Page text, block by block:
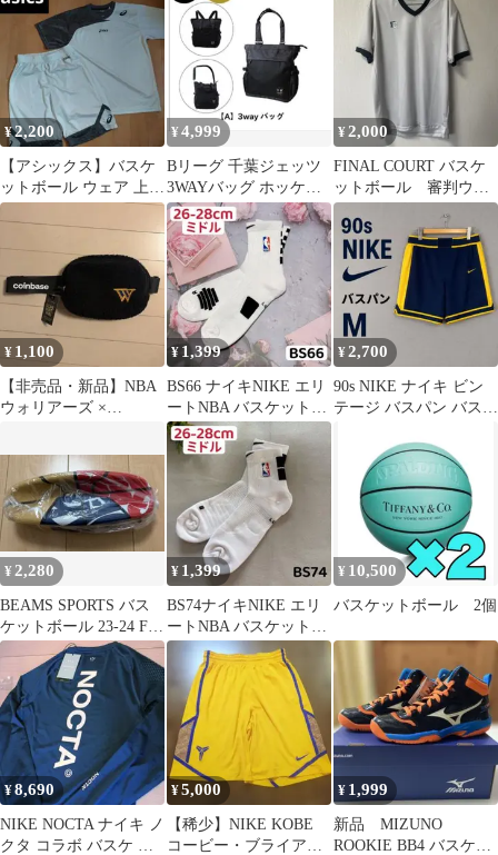
ル
¥2,200
​【アシックス】バスケ
ットボール ウェア 上下
セット
¥4,999
Bリーグ 千葉ジェッツ
3WAYバッグ ホッケー
シャツ
¥2,000
FINAL COURT バスケ
ットボール 審判ウェ
ア
¥ 1,100
【非売品・新品】NBA
ウォリアーズ ×
¥ 1,399
BS66 ナイキNIKE エリ
ートNBA バスケットボ
ールソックスLサイズ
¥2,700
90s NIKE ナイキ ビン
テージ バスパン バスケ
¥ 2,280
BEAMS SPORTS バス
ケットボール 23-24 FC
特典 非売品
¥ 1,399
BS74ナイキNIKE エリ
ートNBA バスケットボ
ールソックスLサイズ
¥ 10,500
バスケットボール 2個
¥8,690
NIKE NOCTA ナイキ ノ
クタ コラボ バスケ レ
¥5,000
【稀少】NIKE KOBE
コービー・ブライアン
¥ 1,999
新品 MIZUNO
ROOKIE BB4 バスケッ